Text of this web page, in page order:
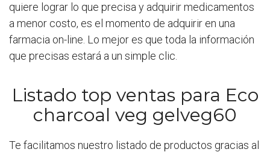
quiere lograr lo que precisa y adquirir medicamentos
a menor costo, es el momento de adquirir en una
farmacia on-line. Lo mejor es que toda la información
que precisas estará a un simple clic.
Listado top ventas para Eco
charcoal veg gelveg60
Te facilitamos nuestro listado de productos gracias al